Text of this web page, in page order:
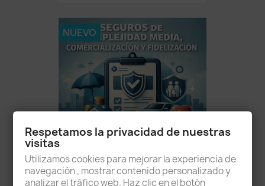
Seguros De Complejidad...
NUEVO
Respetamos la privacidad de nuestras
visitas
Utilizamos cookies para mejorar la experiencia de
navegación , mostrar contenido personalizado y
analizar el tráfico web. Haz clic en el botón